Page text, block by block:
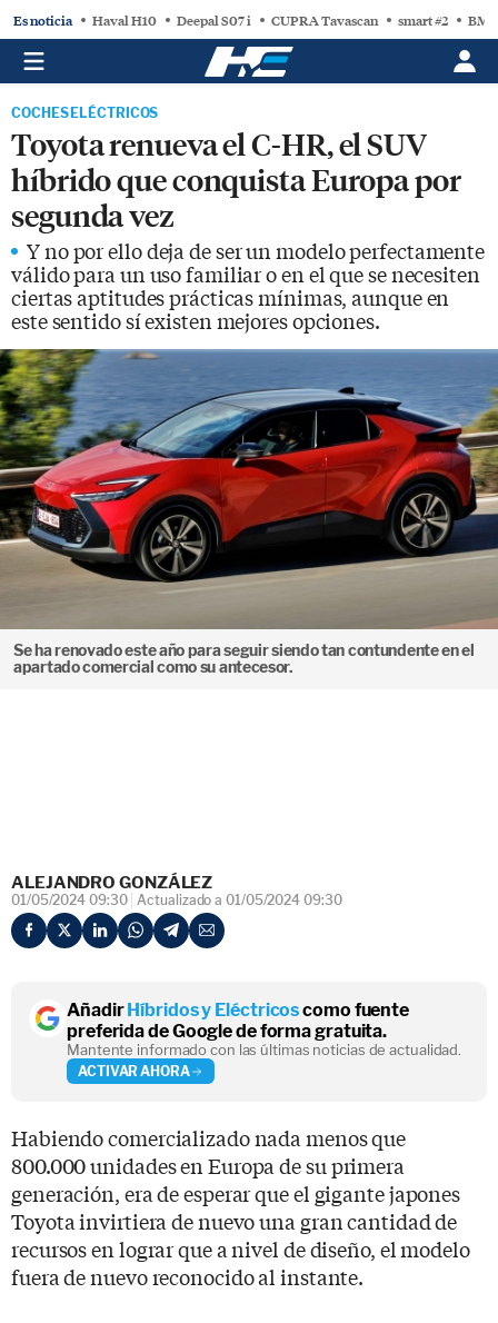
Es noticia Haval H10 Deepal S07 i CUPRA Tavascan smart #2
COCHES ELÉCTRICOS
Toyota renueva el C-HR, el SUV
híbrido que conquista Europa por
segunda vez
Y no por ello deja de ser un modelo perfectamente
válido para un uso familiar o en el que se necesiten
ciertas aptitudes prácticas mínimas, aunque en
este sentido sí existen mejores opciones.
Se ha renovado este año para seguir siendo tan contundente en el
apartado comercial como su antecesor.
ALEJANDRO GONZÁLEZ
01/05/2024 09:30 Actualizado a 01/05/2024 09:30
AñadirHíbridos y Eléctricoscomo fuente
preferida de Google de forma gratuita.
Mantente informado con las últimas noticias de actualidad.
ACTIVAR AHORA
Habiendo comercializado nada menos que
800.000 unidades en Europa de su primera
generación, era de esperar que el gigante japones
Toyota invirtiera de nuevo una gran cantidad de
recursos en lograr que a nivel de diseño, el modelo
fuera de nuevo reconocido al instante.